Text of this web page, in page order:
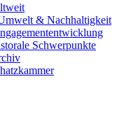
& Nachhaltigkeit
Schwerpunkte